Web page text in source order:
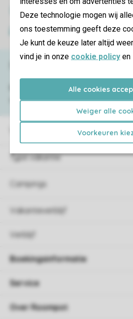
Deze technologie mogen wij
ons toestemming geeft deze
Je kunt de keuze later altijd
vind je in onze cookie policy en
Alle cookies
Weiger alle
Voorkeuren
Veilige gegevensoverdracht
Veilige betaling
Type vakantie
Campings
Vakantieverblijf
Verblijf
veelgestelde vragenof neem
contact op met hetContact Center.
Boekingsinformatie
Service
Over Roompot